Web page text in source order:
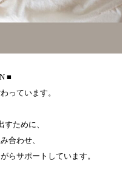
■
っています。
ために、
合わせ、
らサポートしています。